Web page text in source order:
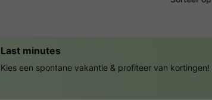
Last minutes
Kies een spontane vakantie & profiteer van kortingen!